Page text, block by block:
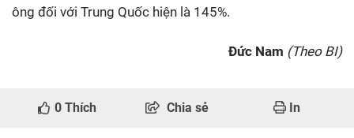
ông đối với Trung Quốc hiện là 145%.
Đức Nam (Theo BI)
0 Thích Chia sẻ In